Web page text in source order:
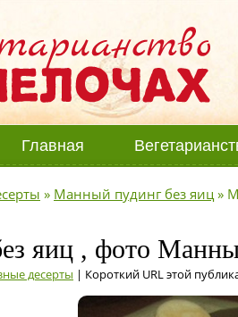
Главная
» Манный пудинг без яиц»
яиц , фото
десерты | Короткий URL этой